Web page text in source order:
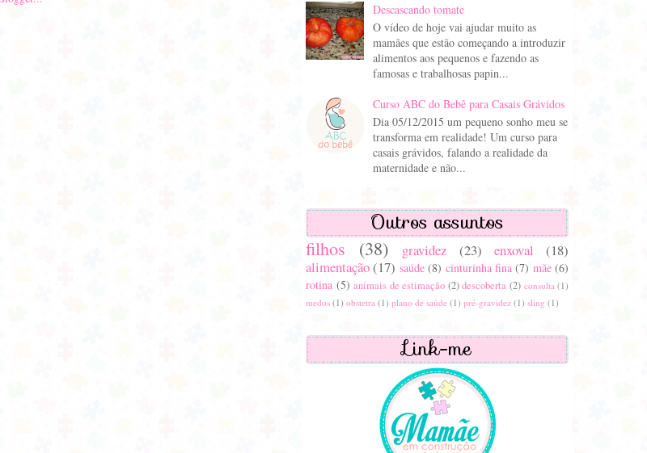
Descascando tomate
O vídeo de hoje vai ajudar muito as
mamães que estão começando a introduzir
alimentos aos pequenos e fazendo as
famosas e trabalhosas papin...
Curso ABC do Bebê para Casais Grávidos
Dia 05/12/2015 um pequeno sonho meu se
transforma em realidade! Um curso para
casais grávidos, falando a realidade da
maternidade e não...
Outros assuntos
filhos (38) gravidez (23) enxoval
(18)
alimentação(17) saúde (8) cinturinha fina (7) mãe (6)
rotina (5) animais de estimação (2) descoberta (2) consulta (1)
medos (1) obstetra (1) plano de saúde (1) pré-gravidez (1) sling (1)
Link-me